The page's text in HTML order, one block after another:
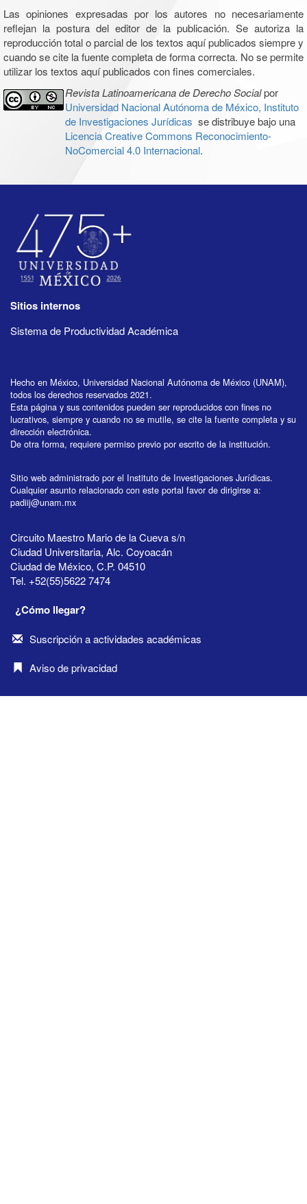
Las opiniones expresadas por los autores no necesariamente
reflejan la postura del editor de la publicación. Se autoriza la
reproducción total o parcial de los textos aquí publicados siempre y
cuando se cite la fuente completa de forma correcta. No se permite
utilizar los textos aquí publicados con fines comerciales.
Revista Latinoamericana de Derecho Socialpor
Universidad Nacional Autónoma de México, Instituto
de Investigaciones Jurídicas se distribuye bajo una
Licencia Creative Commons Reconocimiento-
NoComercial 4.0 Internacional.
Sitios internos
Sistema de Productividad Académica
Hecho en México, Universidad Nacional Autónoma de México (UNAM),
todos los derechos reservados 2021.
Esta página y sus contenidos pueden ser reproducidos con fines no
lucrativos, siempre y cuando no se mutile, se cite la fuente completa y su
dirección electrónica.
De otra forma, requiere permiso previo por escrito de la institución.
Sitio web administrado por el Instituto de Investigaciones Jurídicas.
Cualquier asunto relacionado con este portal favor de dirigirse a:
padiij@unam.mx
Circuito Maestro Mario de la Cueva s/n
Ciudad Universitaria, Alc. Coyoacán
Ciudad de México, C.P. 04510
Tel. +52(55)5622 7474
¿Cómo llegar?
Suscripción a actividades académicas
Aviso de privacidad